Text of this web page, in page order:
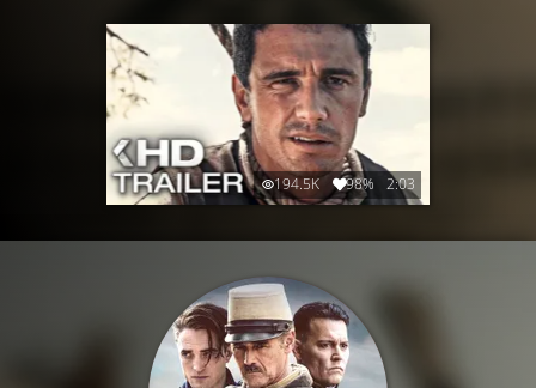
194.5K 98% 2:03